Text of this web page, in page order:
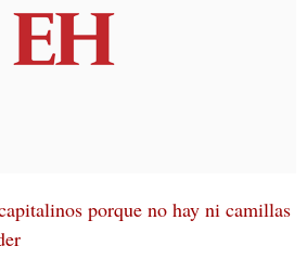
porque no hay ni camillas